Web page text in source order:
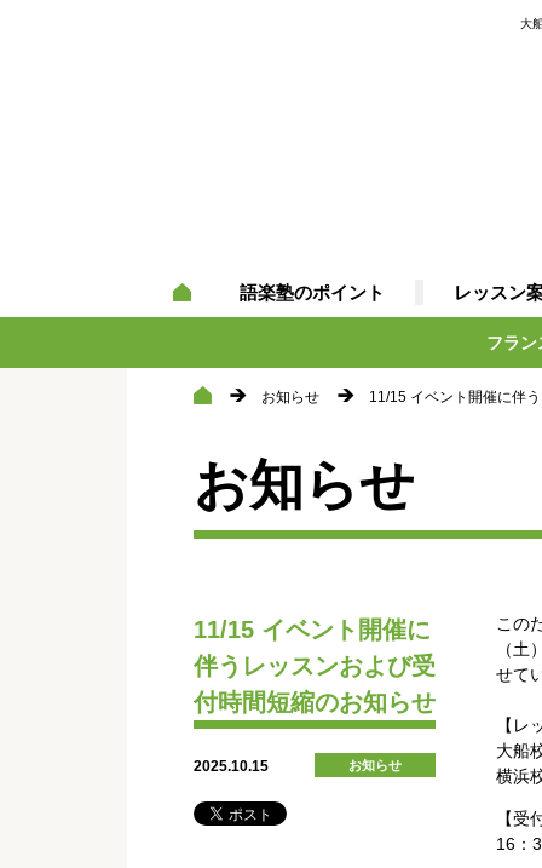
大
語楽塾のポイント レッスン
フラン
お知らせ 11/15 イベント開催に伴
お知らせ
11/15 イベント開催に
伴うレッスンおよび受
付時間短縮のお知らせ
2025.10.15 お知らせ
この
（
せて
【レ
大船
横浜
【受
16：